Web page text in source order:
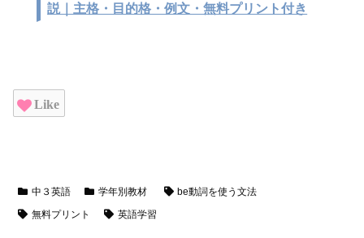
説｜主格・目的格・例文・無料プリント付き
Like
中３英語 学年別教材
be動詞を使う文法
無料プリント
英語学習